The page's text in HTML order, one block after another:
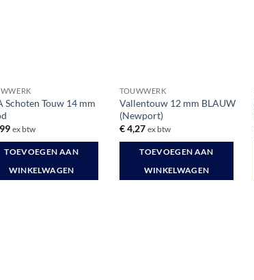
Schoten Touw 14 mm
ex btw
TOEVOEGEN AAN
WINKELWAGEN
TOUWWERK
Vallentouw 12 mm BLAUW
(Newport)
€4,27 ex btw
TOEVOEGEN AAN
WINKELWAGEN